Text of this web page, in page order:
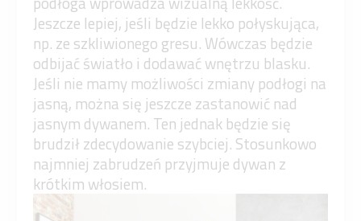
Jeszcze lepiej, jeśli będzie lekko połyskująca,
np. ze szkliwionego gresu. Wówczas będzie
odbijać światło i dodawać wnętrzu blasku.
Jeśli nie mamy możliwości zmiany podłogi na
jasną, można się jeszcze zastanowić nad
jasnym dywanem. Ten jednak będzie się
brudził zdecydowanie szybciej. Stosunkowo
najmniej zabrudzeń przyjmuje dywan z
krótkim włosiem.